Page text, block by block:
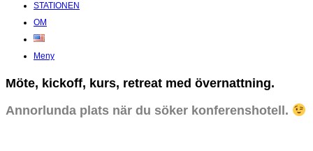
STATIONEN
OM
Meny
Möte, kickoff, kurs, retreat med övernattning.
Annorlunda plats när du söker konferenshotell.